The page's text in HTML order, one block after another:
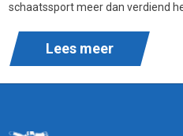
schaatssport meer dan verdiend
Lees meer